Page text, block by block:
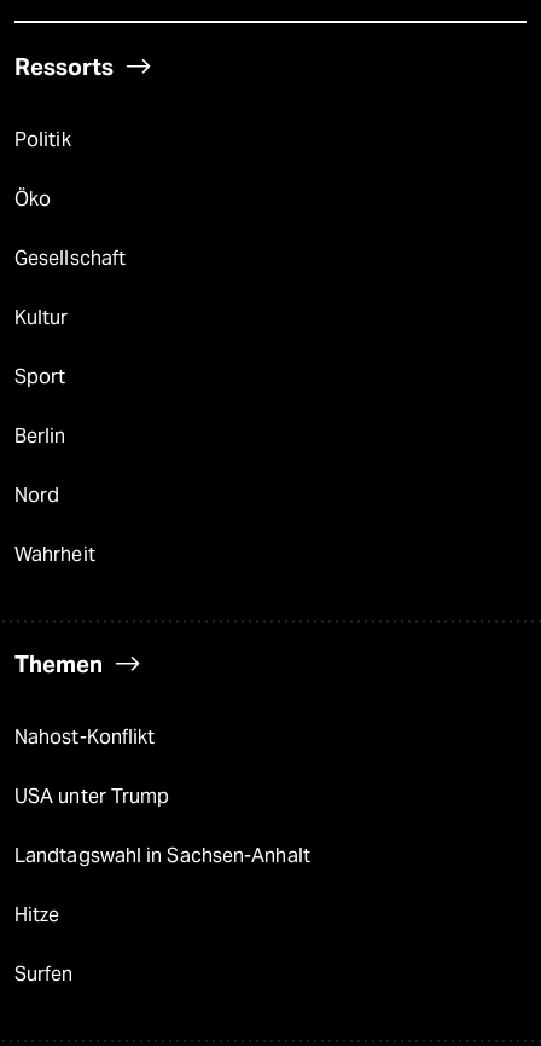
Ressorts
Politik
Öko
Gesellschaft
Kultur
Sport
Berlin
Nord
Wahrheit
Themen
Nahost-Konflikt
USA unter Trump
Landtagswahl in Sachsen-Anhalt
Hitze
Surfen